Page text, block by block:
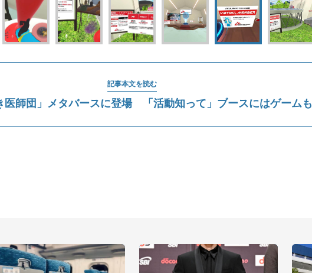
記事本文を読む
医師団」メタバースに登場 「活動知って」ブースにはゲームも